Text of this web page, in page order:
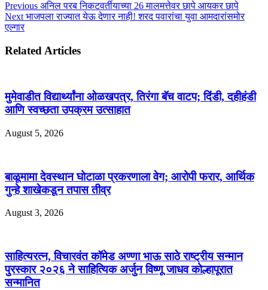
Previous अनिल परब निकटवर्तीयाच्या 26 मालमत्तेवर छापे आयकर छापे
Next भाजपला राज्यात येऊ देणार नाही! शरद पवारांचा युवा आमदारांसमोर
एल्गार
Related Articles
मुमेवाडीत विद्यार्थ्यांना ओळखपत्र, तिरंगा बॅच वाटप; दिंडी, दहीहंडी
आणि स्वच्छता उपक्रम उत्साहात
August 5, 2026
बाळूमामा देवस्थान घोटाळा प्रकरणाला वेग; आरोपी फरार, आर्थिक
गुन्हे शाखेकडून तपास तीव्र
August 3, 2026
साहित्यरत्न, विचारवंत कॉमेड अण्णा भाऊ साठे राष्ट्रीय सन्मान
पुरस्कार २०२६ ने साहित्यिक अर्जुन विष्णू जाधव कोल्हापूरात
सन्मानित